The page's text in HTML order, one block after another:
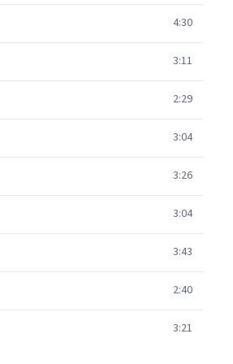
4:30
3:11
2:29
3:04
3:26
3:04
3:43
2:40
3:21